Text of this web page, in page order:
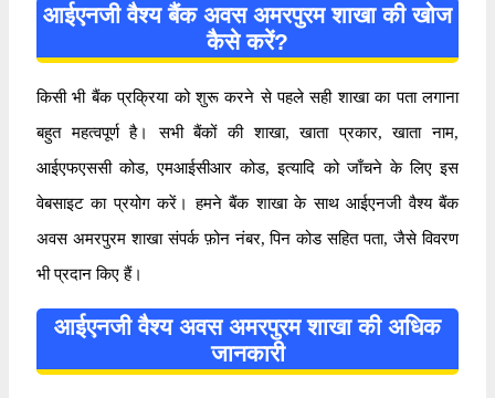
आईएनजी वैश्य बैंक अवस अमरपुरम शाखा की खोज
कैसे करें?
किसी भी बैंक प्रक्रिया को शुरू करने से पहले सही शाखा का पता लगाना
बहुत महत्वपूर्ण है। सभी बैंकों की शाखा, खाता प्रकार, खाता नाम,
आईएफएससी कोड, एमआईसीआर कोड, इत्यादि को जाँचने के लिए इस
वेबसाइट का प्रयोग करें। हमने बैंक शाखा के साथ आईएनजी वैश्य बैंक
अवस अमरपुरम शाखा संपर्क फ़ोन नंबर, पिन कोड सहित पता, जैसे विवरण
भी प्रदान किए हैं।
आईएनजी वैश्य अवस अमरपुरम शाखा की अधिक
जानकारी